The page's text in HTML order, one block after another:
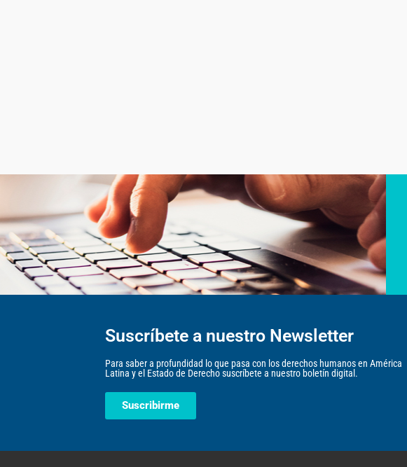
Suscríbete a nuestro Newsletter
Para saber a profundidad lo que pasa con los derechos humanos en América
Latina y el Estado de Derecho suscríbete a nuestro boletín digital.
Suscribirme